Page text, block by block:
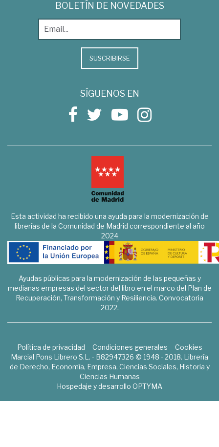
BOLETÍN DE NOVEDADES
SUSCRIBIRSE
SÍGUENOS EN
Esta actividad ha recibido una ayuda para la modernización de
librerías de la Comunidad de Madrid correspondiente al año
2024
Ayudas públicas para la modernización de las pequeñas y
medianas empresas del sector del libro en el marco del Plan de
Recuperación, Transformación y Resiliencia. Convocatoria
2022.
Política de privacidad Condiciones generales
Cookies
Marcial Pons Librero S.L. - B82947326 © 1948 - 2018. Librería
de Derecho, Economía, Empresa, Ciencias Sociales, Historia y
Ciencias Humanas
Hospedaje y desarrollo OPTYMA